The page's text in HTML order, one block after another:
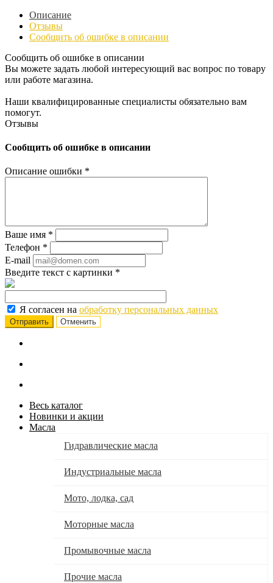
Описание
Отзывы
Сообщить об ошибке в описании
Сообщить об ошибке в описании
Вы можете задать любой интересующий вас вопрос по товару
или работе магазина.
Наши квалифицированные специалисты обязательно вам
помогут.
Отзывы
Сообщить об ошибке в описании
Описание ошибки *
Ваше имя *
Телефон *
E-mail
Введите текст с картинки *
Я согласен на обработку персональных данных
Отменить
Весь каталог
Новинки и акции
Масла
Гидравлические масла
Индустриальные масла
Мото, лодка, сад
Моторные масла
Промывочные масла
Прочие масла